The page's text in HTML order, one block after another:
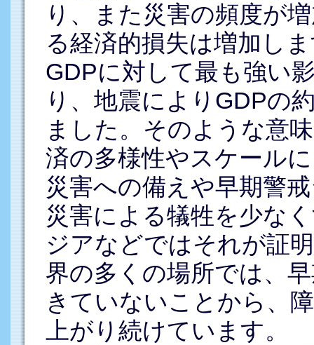
り、また災害の頻度が
る経済的損失は増加し
GDPに対して最も強い
り、地震によりGDPの
ました。そのような意
済の多様性やスケール
災害への備えや早期警
災害による犠牲を少な
ジアなどではそれが証
界の多くの場所では、
きていないことから、
上がり続けています。